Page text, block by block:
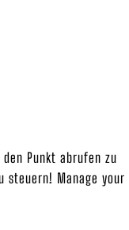
Punkt abrufen zu
steuern! Manage your